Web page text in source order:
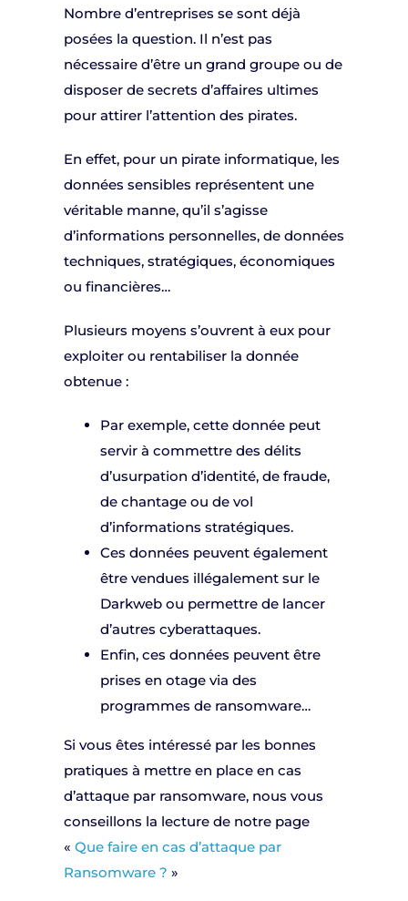
Nombre d’entreprises se sont déjà
posées la question. Il n’est pas
nécessaire d’être un grand groupe ou de
disposer de secrets d’affaires ultimes
pour attirer l’attention des pirates.
En effet, pour un pirate informatique, les
données sensibles représentent une
véritable manne, qu’il s’agisse
d’informations personnelles, de données
techniques, stratégiques, économiques
ou financières…
Plusieurs moyens s’ouvrent à eux pour
exploiter ou rentabiliser la donnée
obtenue :
Par exemple, cette donnée peut
servir à commettre des délits
d’usurpation d’identité, de fraude,
de chantage ou de vol
d’informations stratégiques.
Ces données peuvent également
être vendues illégalement sur le
Darkweb ou permettre de lancer
d’autres cyberattaques.
Enfin, ces données peuvent être
prises en otage via des
programmes de ransomware…
Si vous êtes intéressé par les bonnes
pratiques à mettre en place en cas
d’attaque par ransomware, nous vous
conseillons la lecture de notre page
« Que faire en cas d’attaque par
Ransomware ? »